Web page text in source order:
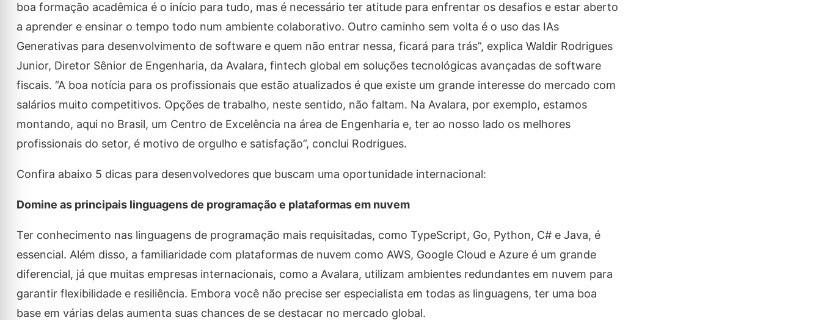
boa formação acadêmica é o início para tudo, mas é necessário ter atitude para enfrentar os desafios e estar aberto
a aprender e ensinar o tempo todo num ambiente colaborativo. Outro caminho sem volta é o uso das IAs
Generativas para desenvolvimento de software e quem não entrar nessa, ficará para trás”, explica Waldir Rodrigues
Junior, Diretor Sênior de Engenharia, da Avalara, fintech global em soluções tecnológicas avançadas de software
fiscais. “A boa notícia para os profissionais que estão atualizados é que existe um grande interesse do mercado com
salários muito competitivos. Opções de trabalho, neste sentido, não faltam. Na Avalara, por exemplo, estamos
montando, aqui no Brasil, um Centro de Excelência na área de Engenharia e, ter ao nosso lado os melhores
profissionais do setor, é motivo de orgulho e satisfação”, conclui Rodrigues.
Confira abaixo 5 dicas para desenvolvedores que buscam uma oportunidade internacional:
Domine as principais linguagens de programação e plataformas em nuvem
Ter conhecimento nas linguagens de programação mais requisitadas, como TypeScript, Go, Python, C# e Java, é
essencial. Além disso, a familiaridade com plataformas de nuvem como AWS, Google Cloud e Azure é um grande
diferencial, já que muitas empresas internacionais, como a Avalara, utilizam ambientes redundantes em nuvem para
garantir flexibilidade e resiliência. Embora você não precise ser especialista em todas as linguagens, ter uma boa
base em várias delas aumenta suas chances de se destacar no mercado global.